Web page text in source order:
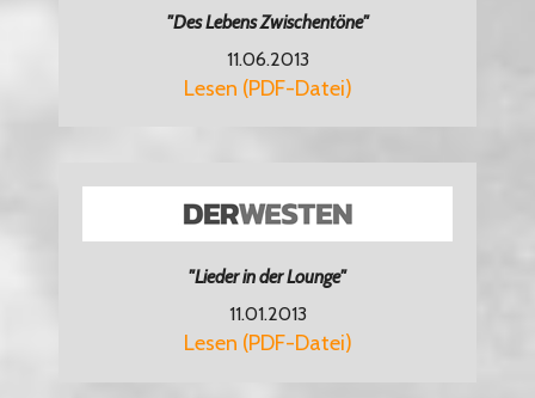
"Des Lebens Zwischentöne"
11.06.2013
Lesen (PDF-Datei)
"Lieder in der Lounge"
11.01.2013
Lesen (PDF-Datei)